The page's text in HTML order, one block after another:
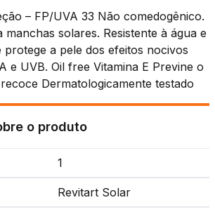
– FP/UVA 33 Não comedogênico.
solares. Resistente à água e
protege a pele dos efeitos nocivos
e UVB. Oil free Vitamina E Previne o
Dermatologicamente testado
o produto
1
Revitart Solar